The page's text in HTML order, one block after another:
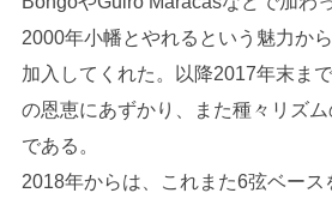
2000年小幡とやれるという魅力か
加入してくれた。以降2017年末ま
の恩恵にあずかり、また種々リズ
である。
2018年からは、これまた6弦ベース